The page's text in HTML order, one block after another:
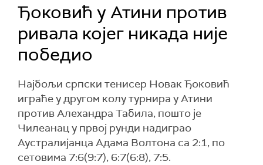
Ђоковић у Атини против
ривала којег никада није
победио
Најбољи српски тенисер Новак Ђоковић
играће у другом колу турнира у Атини
против Алехандра Табила, пошто је
Чилеанац у првој рунди надиграо
Аустралијанца Адама Волтона са 2:1, по
сетовима 7:6(9:7), 6:7(6:8), 7:5.